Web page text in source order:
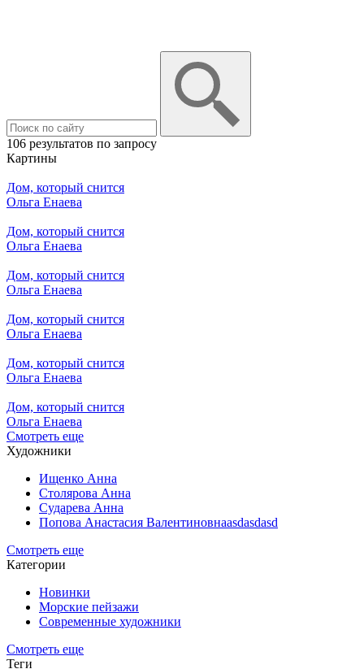
106 результатов по запросу
Картины
Дом, который снится
Ольга Енаева
Дом, который снится
Ольга Енаева
Дом, который снится
Ольга Енаева
Дом, который снится
Ольга Енаева
Дом, который снится
Ольга Енаева
Дом, который снится
Ольга Енаева
Смотреть еще
Художники
Ищенко Анна
Столярова Анна
Сударева Анна
Попова Анастасия Валентиновнаasdasdasd
Смотреть еще
Категории
Новинки
Морские пейзажи
Современные художники
Смотреть еще
Теги